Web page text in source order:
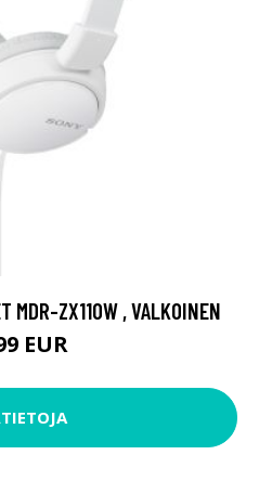
MDR-ZX110W , VALKOINEN
EUR